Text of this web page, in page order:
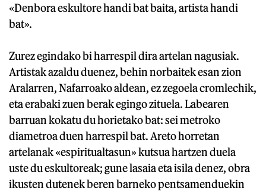
«Denbora eskultore handi bat baita, artista handi
bat».
Zurez egindako bi harrespil dira artelan nagusiak.
Artistak azaldu duenez, behin norbaitek esan zion
Aralarren, Nafarroako aldean, ez zegoela cromlechik,
eta erabaki zuen berak egingo zituela. Labearen
barruan kokatu du horietako bat: sei metroko
diametroa duen harrespil bat. Areto horretan
artelanak «espiritualtasun» kutsua hartzen duela
uste du eskultoreak; gune lasaia eta isila denez, obra
ikusten dutenek beren barneko pentsamenduekin